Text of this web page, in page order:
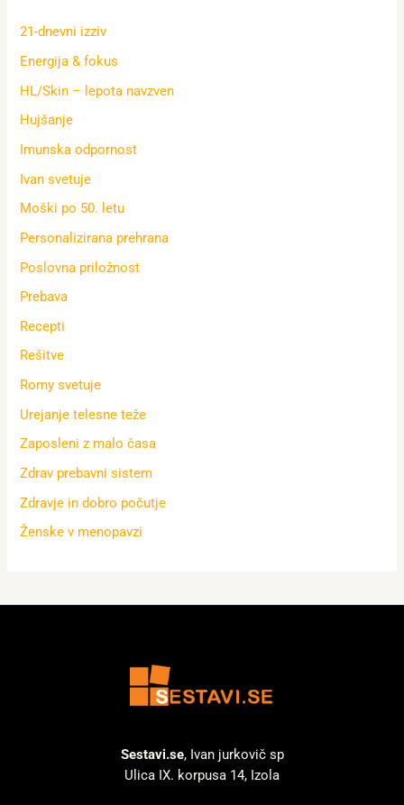
21-dnevni izziv
Energija & fokus
HL/Skin – lepota navzven
Hujšanje
Imunska odpornost
Ivan svetuje
Moški po 50. letu
Personalizirana prehrana
Poslovna priložnost
Prebava
Recepti
Rešitve
Romy svetuje
Urejanje telesne teže
Zaposleni z malo časa
Zdrav prebavni sistem
Zdravje in dobro počutje
Ženske v menopavzi
Sestavi.se, Ivan jurkovič sp
Ulica IX. korpusa 14, Izola